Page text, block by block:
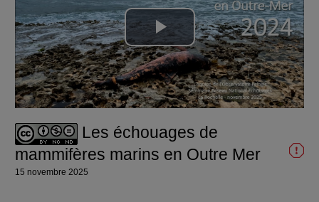
Lire
la
vidéo
Les échouages de
mammifères marins en Outre Mer
15 novembre 2025